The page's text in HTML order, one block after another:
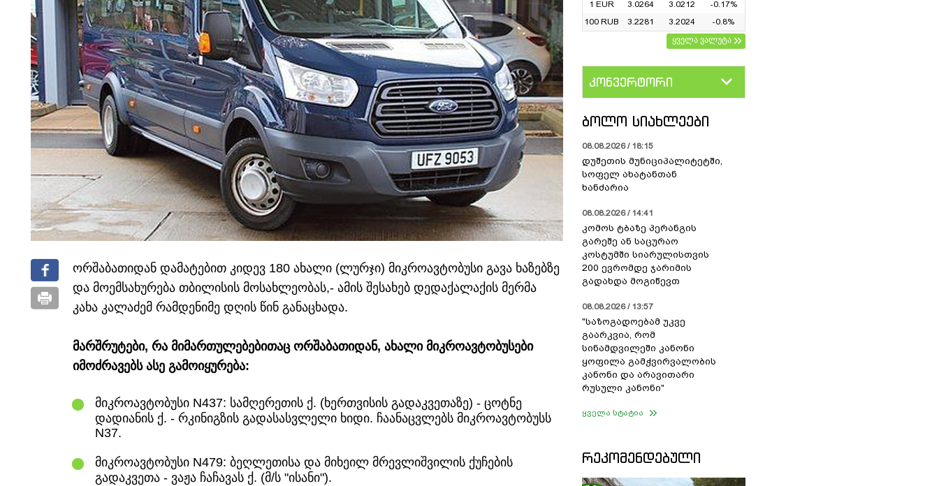
ორშაბათიდან დამატებით კიდევ 180 ახალი (ლურჯი) მიკროავტობუსი გავა ხაზებზე
და მოემსახურება თბილისის მოსახლეობას,- ამის შესახებ დედაქალაქის მერმა
კახა კალაძემ რამდენიმე დღის წინ განაცხადა.
მარშრუტები, რა მიმართულებებითაც ორშაბათიდან, ახალი მიკროავტობუსები
იმოძრავებს ასე გამოიყურება:
მიკროავტობუსი N437: სამღერეთის ქ. (ხერთვისის გადაკვეთაზე) - ცოტნე
დადიანის ქ. - რკინიგზის გადასასვლელი ხიდი. ჩაანაცვლებს მიკროავტობუსს
N37.
მიკროავტობუსი N479: ბეღლეთისა და მიხეილ მრევლიშვილის ქუჩების
გადაკვეთა - ვაჟა ჩაჩავას ქ. (მ/ს "ისანი").
1 EUR
3.0264 3.0212
-0.17%
100 RUB
3.2281 3.2024
-0.8%
ყველა ვალუტა
კონვერტორი
ᲑᲝᲚᲝ ᲡᲘᲐᲮᲚᲔᲔᲑᲘ
08.08.2026 / 18:15
დუშეთის მუნიციპალიტეტში,
სოფელ ახატანთან
ხანძარია
08.08.2026 / 14:41
კომოს ტბაზე პერანგის
გარეშე ან საცურაო
კოსტუმში სიარულისთვის
200 ევრომდე ჯარიმის
გადახდა მოგიწევთ
08.08.2026 / 13:57
"საზოგადოებამ უკვე
გაარკვია, რომ
სინამდვილეში კანონი
ყოფილა გამჭვირვალობის
კანონი და არავითარი
რუსული კანონი"
ყველა სტატია
ᲠᲔᲙᲝᲛᲔᲜᲓᲔᲑᲣᲚᲘ